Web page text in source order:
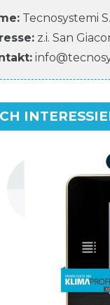
: Tecnosystemi
z.i. San